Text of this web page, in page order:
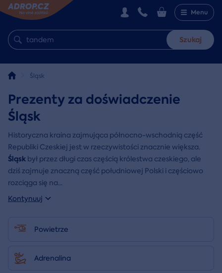
Menu
Szukaj
Śląsk
Prezenty za doświadczenie
Śląsk
Historyczna kraina zajmująca północno-wschodnią część
Republiki Czeskiej jest w rzeczywistości znacznie większa.
Śląsk był przez długi czas częścią królestwa czeskiego, ale
dziś zajmuje znaczną część południowej Polski i częściowo
rozciąga się na...
Kontynuuj
Powietrze
Adrenalina